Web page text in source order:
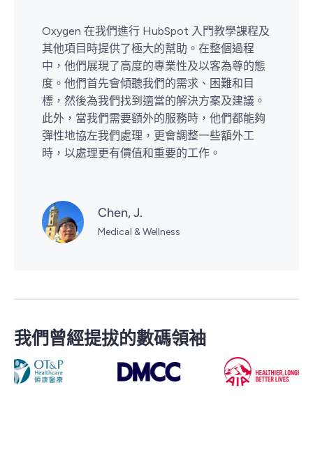
Oxygen 在我們進行 HubSpot 入門教學課程及
其他項目時提供了極大的幫助。在整個過程
中，他們展現了高度的專業性及以客為尊的態
度。他們首先會傾聽我們的需求、困難和目
標，然後為我們找到適當的解決方案及建議。
此外，當我們需要額外的服務時，他們都能夠
彈性地協左我們處理，更會調整一些額外工
時，以處理更有價值和重要的工作。
Chen, J.
Medical & Wellness
我們曾經提拔的數碼領袖